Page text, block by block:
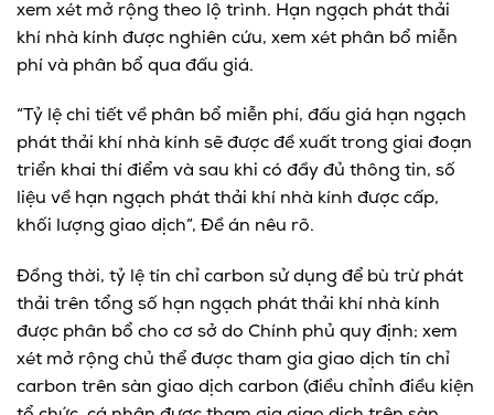
xem xét mở rộng theo lộ trình. Hạn ngạch phát thải
khí nhà kính được nghiên cứu, xem xét phân bổ miễn
phí và phân bổ qua đấu giá.
“Tỷ lệ chi tiết về phân bổ miễn phí, đấu giá hạn ngạch
phát thải khí nhà kính sẽ được đề xuất trong giai đoạn
triển khai thí điểm và sau khi có đầy đủ thông tin, số
liệu về hạn ngạch phát thải khí nhà kính được cấp,
khối lượng giao dịch”, Đề án nêu rõ.
Đồng thời, tỷ lệ tín chỉ carbon sử dụng để bù trừ phát
thải trên tổng số hạn ngạch phát thải khí nhà kính
được phân bổ cho cơ sở do Chính phủ quy định; xem
xét mở rộng chủ thể được tham gia giao dịch tín chỉ
carbon trên sàn giao dịch carbon (điều chỉnh điều kiện